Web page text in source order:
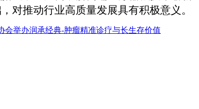
对推动行业高质量发展具有积极意义。
会举办润承经典-肿瘤精准诊疗与长生存价值